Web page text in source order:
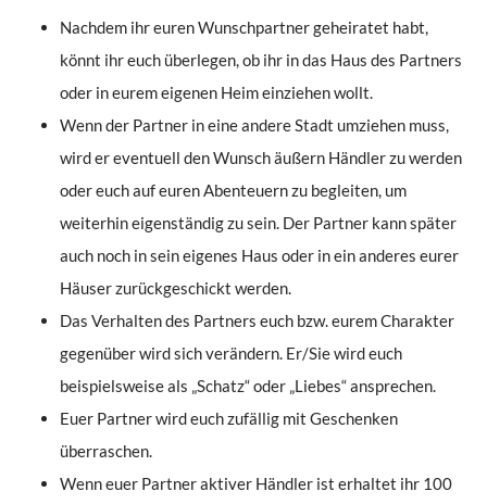
Nachdem ihr euren Wunschpartner geheiratet habt,
könnt ihr euch überlegen, ob ihr in das Haus des Partners
oder in eurem eigenen Heim einziehen wollt.
Wenn der Partner in eine andere Stadt umziehen muss,
wird er eventuell den Wunsch äußern Händler zu werden
oder euch auf euren Abenteuern zu begleiten, um
weiterhin eigenständig zu sein. Der Partner kann später
auch noch in sein eigenes Haus oder in ein anderes eurer
Häuser zurückgeschickt werden.
Das Verhalten des Partners euch bzw. eurem Charakter
gegenüber wird sich verändern. Er/Sie wird euch
beispielsweise als „Schatz“ oder „Liebes“ ansprechen.
Euer Partner wird euch zufällig mit Geschenken
überraschen.
Wenn euer Partner aktiver Händler ist erhaltet ihr 100